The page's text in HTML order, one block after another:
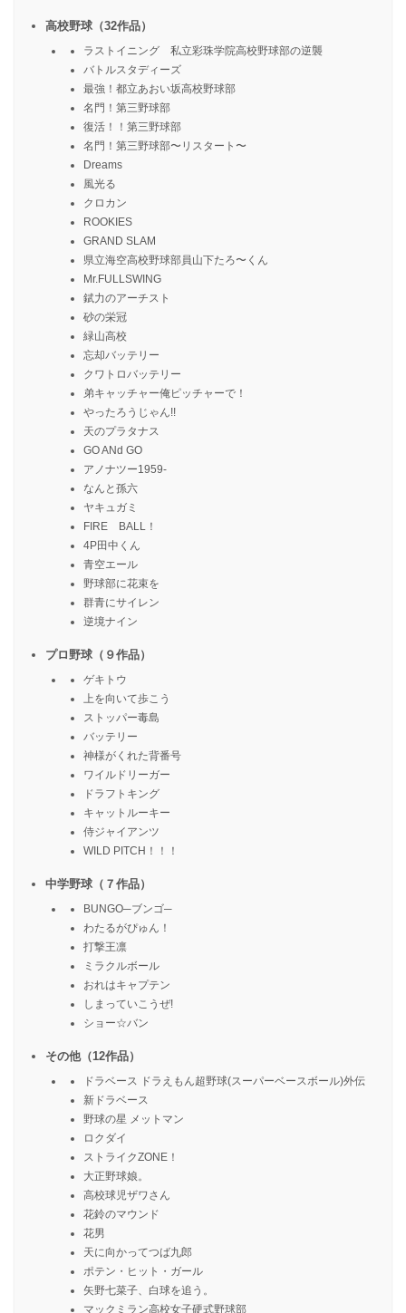
高校野球（32作品）
ラストイニング 私立彩珠学院高校野球部の逆襲
バトルスタディーズ
最強！都立あおい坂高校野球部
名門！第三野球部
復活！！第三野球部
名門！第三野球部〜リスタート〜
Dreams
風光る
クロカン
ROOKIES
GRAND SLAM
県立海空高校野球部員山下たろ〜くん
Mr.FULLSWING
錻力のアーチスト
砂の栄冠
緑山高校
忘却バッテリー
クワトロバッテリー
弟キャッチャー俺ピッチャーで！
やったろうじゃん!!
天のプラタナス
GO ANd GO
アノナツー1959-
なんと孫六
ヤキュガミ
FIRE BALL！
4P田中くん
青空エール
野球部に花束を
群青にサイレン
逆境ナイン
プロ野球（９作品）
ゲキトウ
上を向いて歩こう
ストッパー毒島
バッテリー
神様がくれた背番号
ワイルドリーガー
ドラフトキング
キャットルーキー
侍ジャイアンツ
WILD PITCH！！！
中学野球（７作品）
BUNGO─ブンゴ─
わたるがぴゅん！
打撃王凛
ミラクルボール
おれはキャプテン
しまっていこうぜ!
ショー☆バン
その他（12作品）
ドラベース ドラえもん超野球(スーパーベースボール)外伝
新ドラベース
野球の星 メットマン
ロクダイ
ストライクZONE！
大正野球娘。
高校球児ザワさん
花鈴のマウンド
花男
天に向かってつば九郎
ポテン・ヒット・ガール
矢野七菜子、白球を追う。
マックミラン高校女子硬式野球部